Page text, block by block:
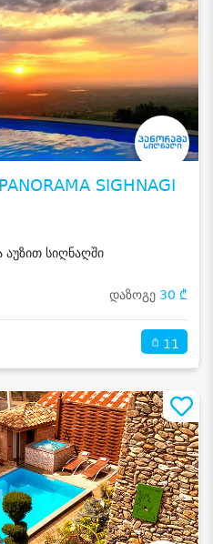
SIGHNAGI
აუზით სიღნაღში
დაზოგე 30 ₾
11